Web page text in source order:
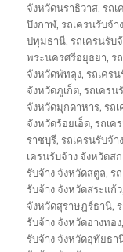
จังหวัดนราธิวาส,รถเ
บึงกาฬ,รถเครนรับจ้า
ปทุมธานี,รถเครนรับ
พระนครศรีอยุธยา,ร
จังหวัดพัทลุง,รถเคร
จังหวัดภูเก็ต,รถเครน
จังหวัดมุกดาหาร,รถ
จังหวัดร้อยเอ็ด,รถเค
ราชบุรี,รถเครนรับจ้า
เครนรับจ้าง จังหวัดส
รับจ้าง จังหวัดสตูล,ร
รับจ้าง จังหวัดสระแก้ว
จังหวัดสุราษฎร์ธานี,
รับจ้าง จังหวัดอ่างทอง
รับจ้าง จังหวัดอุทัยธา